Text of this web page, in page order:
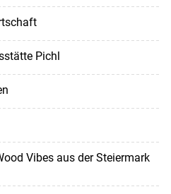
Pichl
Vibes aus der Steiermark